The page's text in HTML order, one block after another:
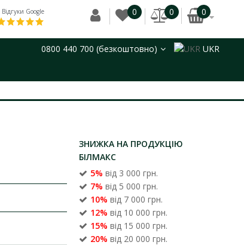
Відгуки Google 0 0 0
0800 440 700 (безкоштовно) UKR
ЗНИЖКА НА ПРОДУКЦІЮ
БІЛМАКС
5% від 3 000 грн.
7% від 5 000 грн.
10% від 7 000 грн.
12% від 10 000 грн.
15% від 15 000 грн.
20% від 20 000 грн.